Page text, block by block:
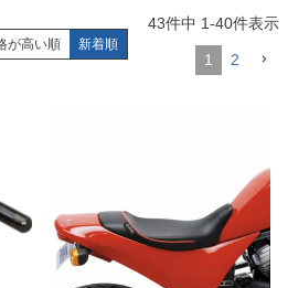
が高い順 新着順
43件中 1-40件表示
1 2